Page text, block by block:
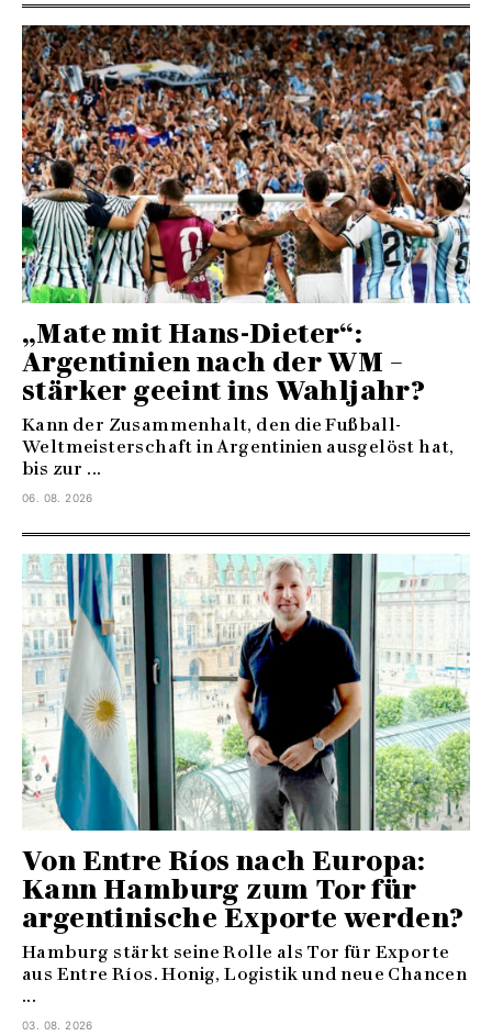
„Mate mit Hans-Dieter“:
Argentinien nach der WM –
stärker geeint ins Wahljahr?
Kann der Zusammenhalt, den die Fußball-
Weltmeisterschaft in Argentinien ausgelöst hat,
bis zur ...
06. 08. 2026
Von Entre Ríos nach Europa:
Kann Hamburg zum Tor für
argentinische Exporte werden?
Hamburg stärkt seine Rolle als Tor für Exporte
aus Entre Ríos. Honig, Logistik und neue Chancen
...
03. 08. 2026